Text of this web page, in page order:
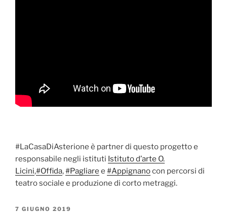
#LaCasaDiAsterione è partner di questo progetto e
responsabile negli istituti Istituto d’arte O.
Licini,#Offida,#Pagliare e #Appignanocon percorsi di
teatro sociale e produzione di corto metraggi.
PUBBLICATO
7 GIUGNO 2019